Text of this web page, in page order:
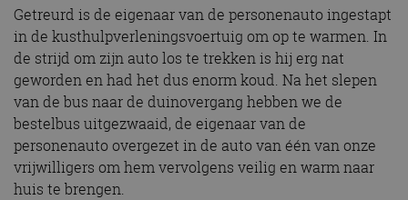
Getreurd is de eigenaar van de personenauto ingestapt
in de kusthulpverleningsvoertuig om op te warmen. In
de strijd om zijn auto los te trekken is hij erg nat
geworden en had het dus enorm koud. Na het slepen
van de bus naar de duinovergang hebben we de
bestelbus uitgezwaaid, de eigenaar van de
personenauto overgezet in de auto van één van onze
vrijwilligers om hem vervolgens veilig en warm naar
huis te brengen.